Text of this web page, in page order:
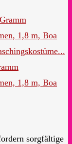
1,8 m, Boa
sorgfältige